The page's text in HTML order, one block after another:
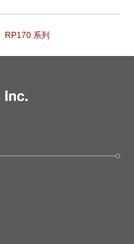
RP170 系列